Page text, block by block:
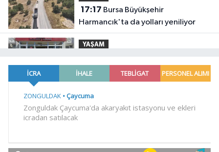
17:17
Harmancık'ta da yolları yeniliyor
YAŞAM
kritik ziyaret
YAŞAM
17:00Ağrı'da toplu sünnet şöleni
16:47Osmangazi'de geleceğin